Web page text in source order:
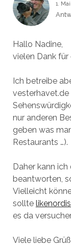
1.
Hallo Nadine,
vielen Dank
Ich betreibe
nur anderen
geben was
Restaurants …).
Daher kann
beantworten,
Vielleicht
sollte
es da
Viele liebe